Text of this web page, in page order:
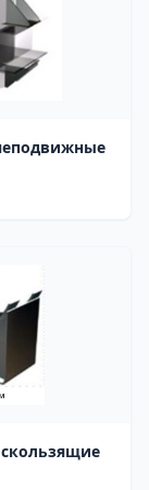
неподвижные
скользящие